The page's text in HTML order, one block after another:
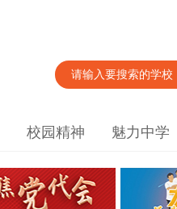
校园精神 魅力中学